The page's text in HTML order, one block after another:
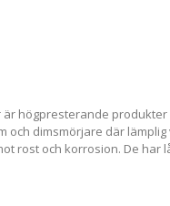
högpresterande
och dimsmörjare där
rost och korrosion. De